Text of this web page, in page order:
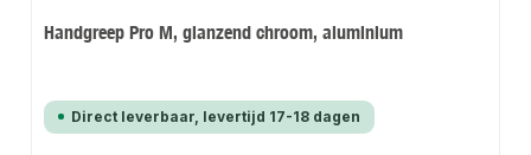
Handgreep Pro M, glanzend chroom, aluminium
Direct leverbaar, levertijd 17-18 dagen